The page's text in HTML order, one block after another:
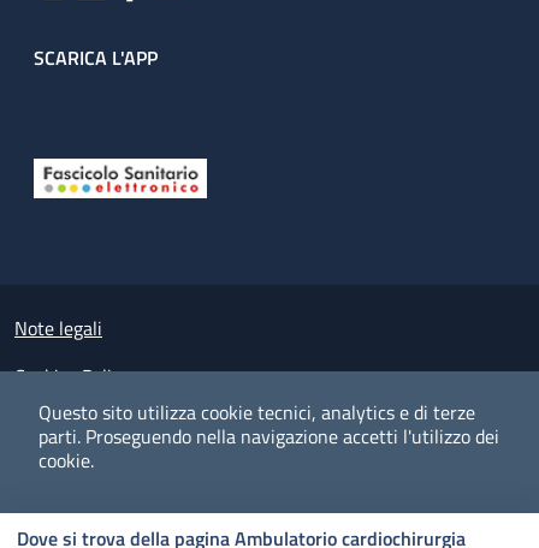
Questo sito utilizza cookie tecnici, analytics e di terze
parti. Proseguendo nella navigazione accetti l'utilizzo dei
cookie.
Dove si trova della pagina Ambulatorio cardiochirurgia
SCARICA L'APP
Small prints
Note legali
Cookies Policy
Policy privacy e protezione del dato personale
Albo pretorio on-line
Dichiarazione di accessibilità